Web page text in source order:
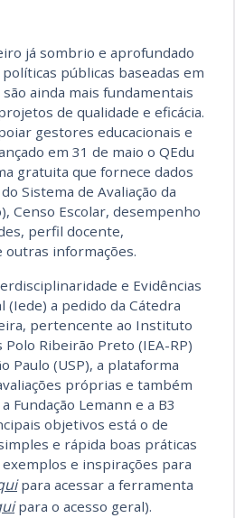
já sombrio e aprofundado
públicas baseadas em
ainda mais fundamentais
de qualidade e eficácia.
gestores educacionais e
em 31 de maio o QEdu
gratuita que fornece dados
Sistema de Avaliação da
Censo Escolar, desempenho
perfil docente,
informações.
e Evidências
(Iede) a pedido da Cátedra
pertencente ao Instituto
Polo Ribeirão Preto (IEA-RP)
Paulo (USP), a plataforma
próprias e também
Fundação Lemann e a B3
objetivos está o de
e rápida boas práticas
e inspirações para
para acessar a ferramenta
para o acesso geral).